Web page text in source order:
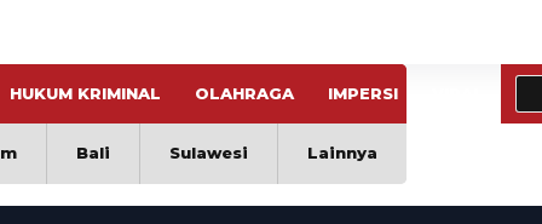
HUKUM KRIMINAL OLAHRAGA IMPERSI
Bali Sulawesi Lainnya